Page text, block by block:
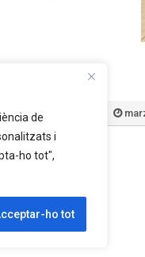
de
i
ho tot",
ho tot